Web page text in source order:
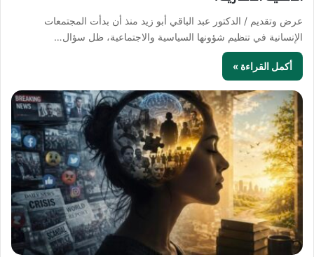
عرض وتقديم / الدكتور عبد الباقي أبو زيد منذ أن بدأت المجتمعات
الإنسانية في تنظيم شؤونها السياسية والاجتماعية، ظل سؤال…
أكمل القراءة »